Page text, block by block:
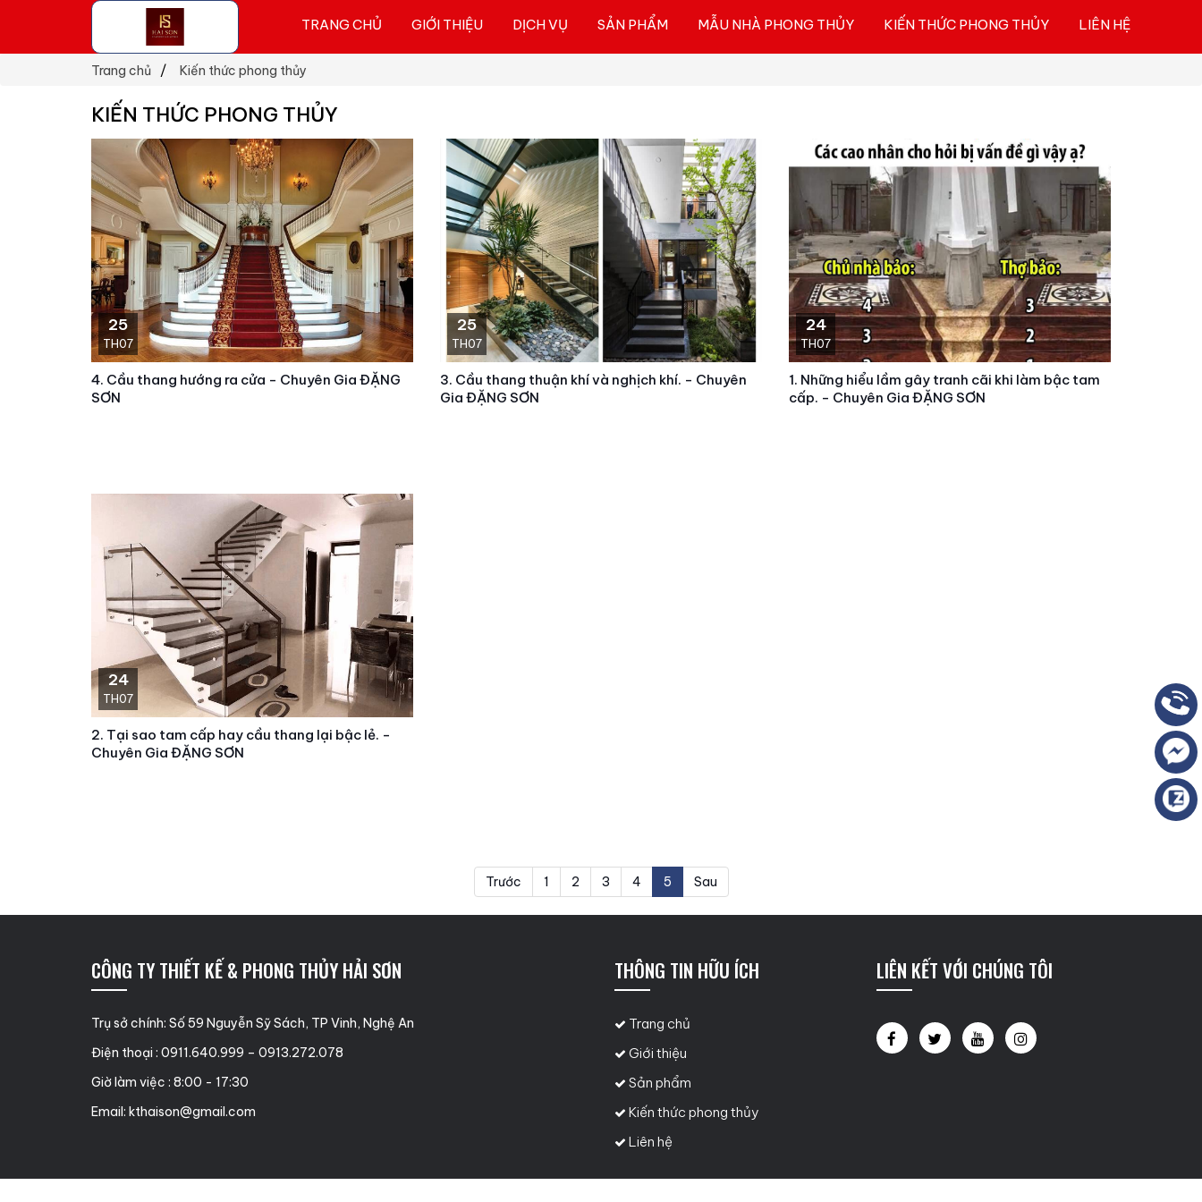
TRANG CHỦ GIỚI THIỆU DỊCH VỤ SẢN PHẨM MẪU NHÀ PHONG THỦY KIẾN THỨC PHONG THỦY LIÊN HỆ
Trang chủ Kiến thức phong thủy
KIẾN THỨC PHONG THỦY
25
TH07
4. Cầu thang hướng ra cửa - Chuyên Gia ĐẶNG
SƠN
25
TH07
3. Cầu thang thuận khí và nghịch khí. - Chuyên
Gia ĐẶNG SƠN
24
TH07
1. Những hiểu lầm gây tranh cãi khi làm bậc tam
cấp. - Chuyên Gia ĐẶNG SƠN
24
TH07
2. Tại sao tam cấp hay cầu thang lại bậc lẻ. -
Chuyên Gia ĐẶNG SƠN
Trước 1 2 3 4 5 Sau
CÔNG TY THIẾT KẾ & PHONG THỦY HẢI SƠN
Trụ sở chính: Số 59 Nguyễn Sỹ Sách, TP Vinh, Nghệ An
Điện thoại : 0911.640.999 – 0913.272.078
Giờ làm việc : 8:00 - 17:30
Email: kthaison@gmail.com
THÔNG TIN HỮU ÍCH
Trang chủ
Giới thiệu
Sản phẩm
Kiến thức phong thủy
Liên hệ
LIÊN KẾT VỚI CHÚNG TÔI